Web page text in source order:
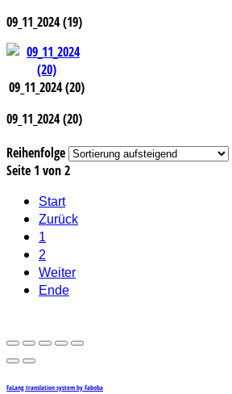
09_11_2024 (19)
09_11_2024 (20)
09_11_2024 (20)
Reihenfolge
Seite 1 von 2
Start
Zurück
1
2
Weiter
Ende
FaLang translation system by Faboba